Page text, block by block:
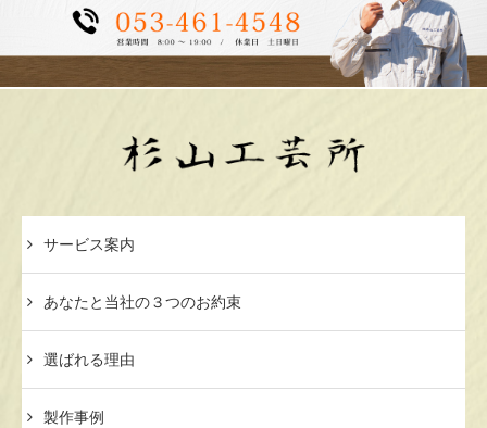
サービス案内
あなたと当社の３つのお約束
選ばれる理由
製作事例